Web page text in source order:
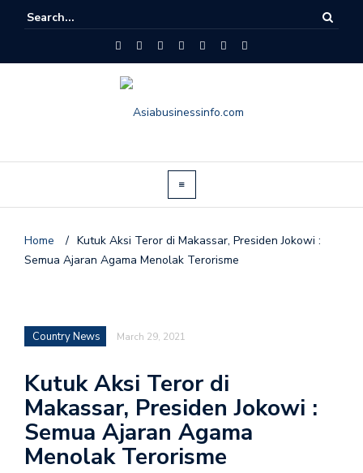
Home / Kutuk Aksi Teror di Makassar, Presiden Jokowi :
Semua Ajaran Agama Menolak Terorisme
Country News March 29, 2021
Kutuk Aksi Teror di
Makassar, Presiden Jokowi :
Semua Ajaran Agama
Menolak Terorisme